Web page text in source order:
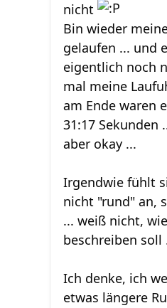
nicht
Bin wieder
gelaufen ... und
eigentlich noch
mal meine
am Ende waren
31:17 Sekunden
aber okay ...
Irgendwie fühlt
nicht "rund" an,
... weiß nicht,
beschreiben soll
Ich denke, ich
etwas längere